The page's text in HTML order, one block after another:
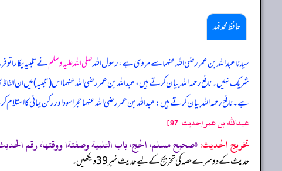
حافظ محمد فہد
سیدنا عبداللہ بن عمر رضی اللہ عنہما سے مروی ہے، رسول اللہصلی اللہ علیہ وسلمنے تلبیہ پکارا
شریک نہیں۔ نافع رحمہ اللہ بیان کرتے ہیں، عبداللہ بن عمر رضی اللہ عنہما اس (تلبیہ) میں
ہے۔ نافع رحمہ اللہ بیان کرتے ہیں: عبداللہ بن عمر رضی اللہ عنہما حجر اسود اور رکن یمانی کا
عبدالله بن عمر/حدیث: 97]
تخریج الحدیث:«صحيح مسلم، الحج، باب التلبية وصفتةا ووقتها، رقم الحديث:
حدیث کے دوسرے حصہ کی تخریج کے لیے حدیث نمبر 39 دیکھیں۔